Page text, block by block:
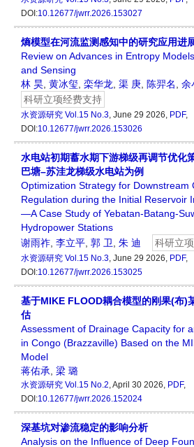
DOI:10.12677/jwrr.2026.153027
熵模型在河流监测感知中的研究应用进
Review on Advances in Entropy
and Sensing
林 昊 黄冰玺 栾华龙 渠 庚 陈羿名
余
科研立项经费支持
水资源研究 Vol.15 No.3, June 29 2026, PDF,
DOI:10.12677/jwrr.2026.153026
水电站初期蓄水期下游梯级再调节优
巴塘–苏洼龙梯级水电站为例
Optimization Strategy for Downstream
Regulation during the Initial Reservoir
—A Case Study of Yebatan-Batang-
Hydropower Stations
谢雨祚 李立平 郭 卫 朱 迪 科研立
水资源研究 Vol.15 No.3, June 29 2026, PDF,
DOI:10.12677/jwrr.2026.153025
基于MIKE FLOOD耦合模型的刚果(布)
估
Assessment of Drainage Capacity for
in Congo (Brazzaville) Based on the
Model
蒋佑承 梁 璐
水资源研究 Vol.15 No.2, April 30 2026, PDF,
DOI:10.12677/jwrr.2026.152024
深基坑对渗流稳定的影响分析
Analysis on the Influence of Deep